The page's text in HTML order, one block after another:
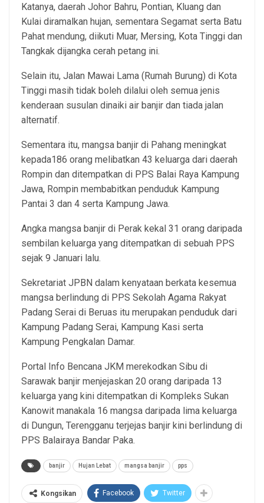
Katanya, daerah Johor Bahru, Pontian, Kluang dan
Kulai diramalkan hujan, sementara Segamat serta Batu
Pahat mendung, diikuti Muar, Mersing, Kota Tinggi dan
Tangkak dijangka cerah petang ini.
Selain itu, Jalan Mawai Lama (Rumah Burung) di Kota
Tinggi masih tidak boleh dilalui oleh semua jenis
kenderaan susulan dinaiki air banjir dan tiada jalan
alternatif.
Sementara itu, mangsa banjir di Pahang meningkat
kepada186 orang melibatkan 43 keluarga dari daerah
Rompin dan ditempatkan di PPS Balai Raya Kampung
Jawa, Rompin membabitkan penduduk Kampung
Pantai 3 dan 4 serta Kampung Jawa.
Angka mangsa banjir di Perak kekal 31 orang daripada
sembilan keluarga yang ditempatkan di sebuah PPS
sejak 9 Januari lalu.
Sekretariat JPBN dalam kenyataan berkata kesemua
mangsa berlindung di PPS Sekolah Agama Rakyat
Padang Serai di Beruas itu merupakan penduduk dari
Kampung Padang Serai, Kampung Kasi serta
Kampung Pengkalan Damar.
Portal Info Bencana JKM merekodkan Sibu di
Sarawak banjir menjejaskan 20 orang daripada 13
keluarga yang kini ditempatkan di Kompleks Sukan
Kanowit manakala 16 mangsa daripada lima keluarga
di Dungun, Terengganu terjejas banjir kini berlindung di
PPS Balairaya Bandar Paka.
banjir Hujan Lebat mangsa banjir pps
Kongsikan Facebook Twitter